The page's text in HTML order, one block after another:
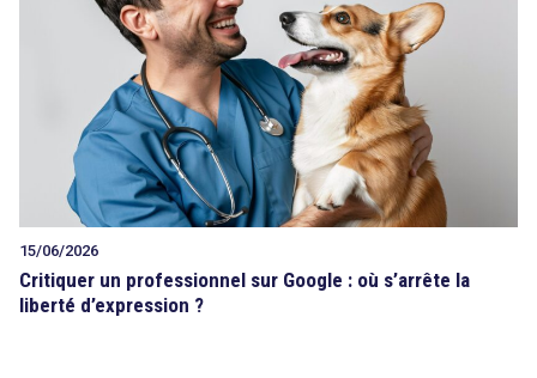
15/06/2026
Critiquer un professionnel sur Google : où s’arrête la
liberté d’expression ?